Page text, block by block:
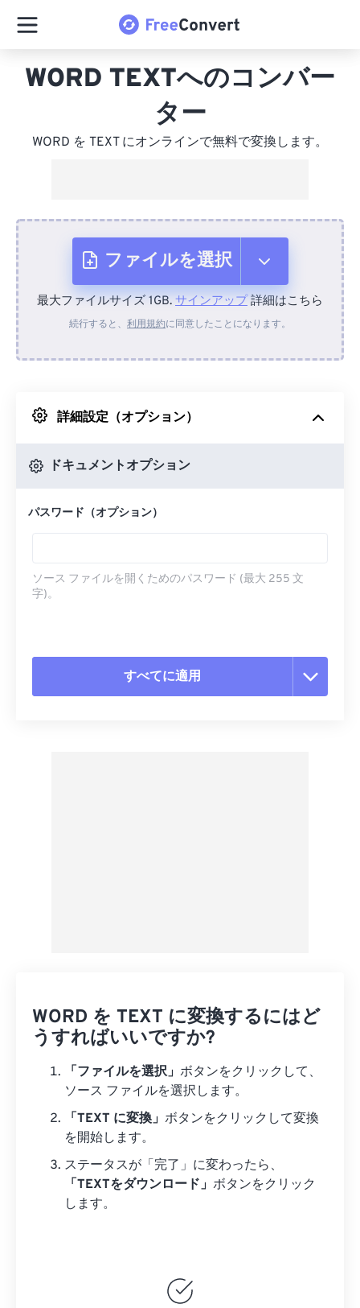
WORD TEXTへのコンバー
ター
WORD を TEXT にオンラインで無料で変換します。
ファイルを選択
デバイスから
Googleドライブから
最大ファイルサイズ 1GB. サインアップ詳細はこちら
続行すると、 利用規約に同意したことになります。
詳細設定（オプション）
ドキュメントオプション
パスワード（オプション）
ソース ファイルを開くためのパスワード (最大 255 文
字)。
すべてに適用
WORD を TEXT に変換するにはど
うすればいいですか?
「ファイルを選択」 ボタンをクリックして、
ソース ファイルを選択します。
「TEXT に変換」 ボタンをクリックして変換
を開始します。
ステータスが「完了」に変わったら、
「TEXTをダウンロード」 ボタンをクリック
します。